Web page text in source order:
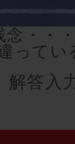
念・・
ってい
解答入